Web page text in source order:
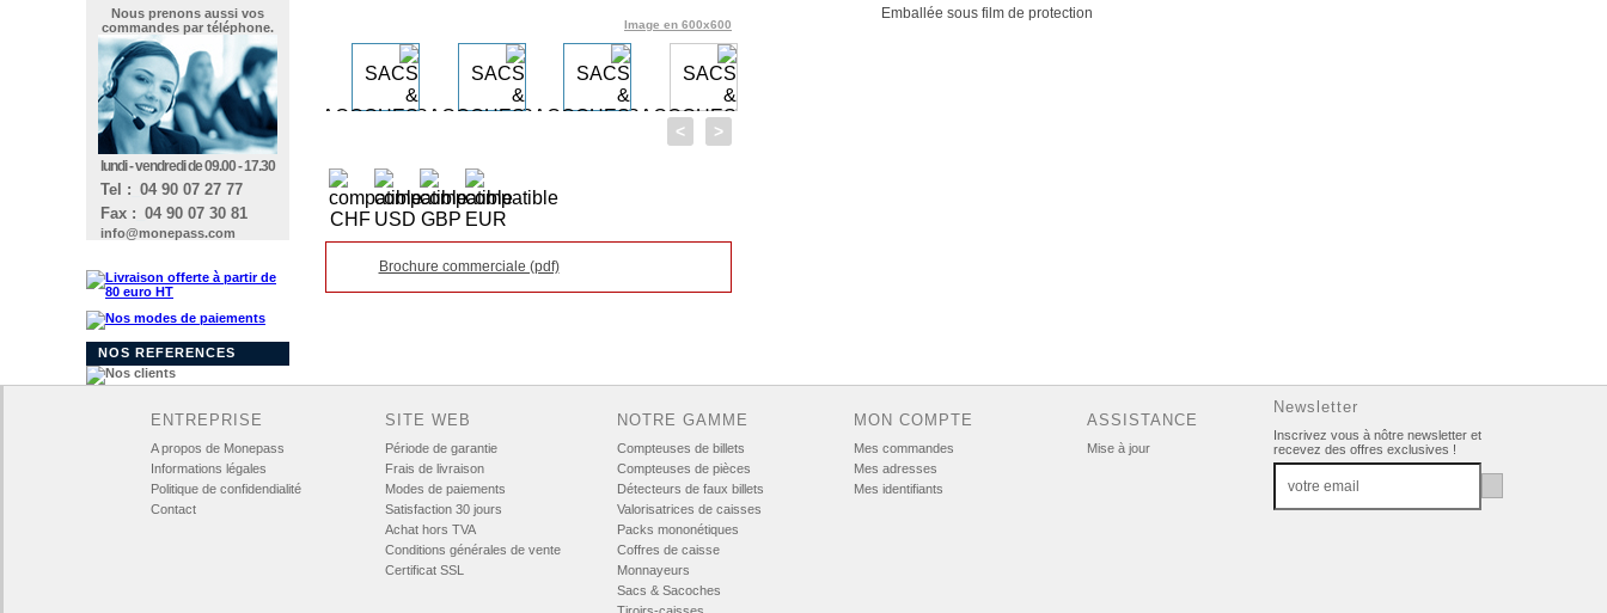
Nous prenons aussi vos
commandes par téléphone.
lundi - vendredi de 09.00 - 17.30
Tel : 04 90 07 27 77
Fax : 04 90 07 30 81
info@monepass.com
NOS REFERENCES
Image en 600x600
<
>
Brochure commerciale (pdf)
Emballée sous film de protection
ENTREPRISE SITE WEB NOTRE GAMME MON COMPTE ASSISTANCE
A propos de Monepass Période de garantie Compteuses de billets Mes commandes
Mise à jour
Informations légales
Frais de livraison Compteuses de pièces
Mes adresses
Politique de confidendialité
Modes de paiements Détecteurs de faux billets
Mes identifiants
Contact
Satisfaction 30 jours
Valorisatrices de caisses
Achat hors TVA
Packs mononétiques
Conditions générales de vente
Coffres de caisse
Certificat SSL
Monnayeurs
Sacs & Sacoches
Newsletter
Inscrivez vous à nôtre newsletter et
recevez des offres exclusives !